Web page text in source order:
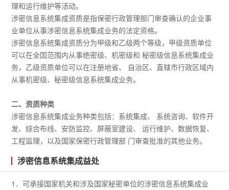
理和运行维护等活动。
涉密信息系统集成资质是指保密行政管理部门审查确认的企业事
业单位从事涉密信息系统集成业务的法定资格。
涉密信息系统集成资质分为甲级和乙级两个等级，甲级资质单位
可以在全囯范围内从事绝密级、机密级和 秘密级信息系统集成业
务，乙级资质单位可以在注册地省、 自治区、直辖市行政区域内
从事机密级、秘密级信息系统集成业务。
二、资质种类
涉密信息系统集成业务种类包括：系统集成、 系统咨询、软件开
发、综合布线、安防监控、屏蔽室建设、 运行维护、数据恢复、
工程监理，以及国家保密行政管理部 门审查批准的其他业务。
涉密信息系统集成益处
1．可承接国家机关和涉及国家秘密单位的涉密信息系统集成业